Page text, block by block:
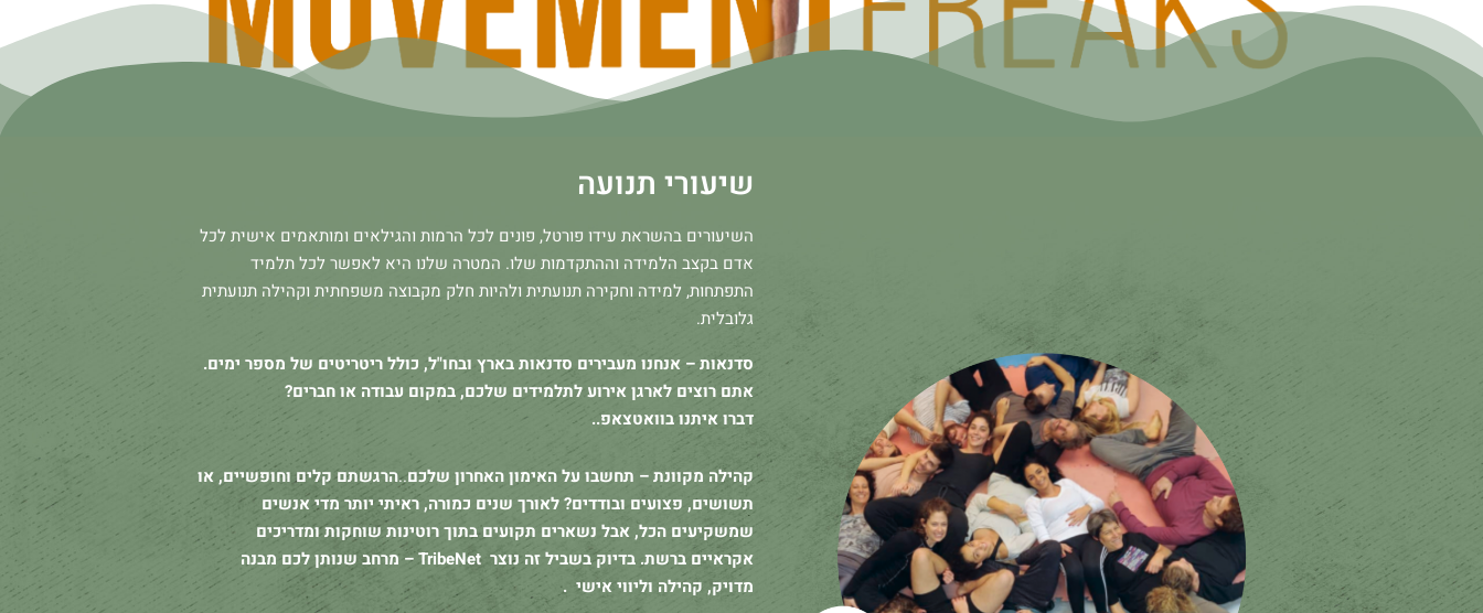
שיעורי תנועה
השיעורים בהשראת עידו פורטל, פונים לכל הרמות והגילאים ומותאמים אישית לכל
אדם בקצב הלמידה וההתקדמות שלו. המטרה שלנו היא לאפשר לכל תלמיד
התפתחות, למידה וחקירה תנועתית ולהיות חלק מקבוצה משפחתית וקהילה תנועתית
גלובלית.
סדנאות – אנחנו מעבירים סדנאות בארץ ובחו"ל, כולל ריטריטים של מספר ימים.
אתם רוצים לארגן אירוע לתלמידים שלכם, במקום עבודה או חברים?
דברו איתנו בוואטצאפ..
קהילה מקוונת – תחשבו על האימון האחרון שלכם..הרגשתם קלים וחופשיים, או
תשושים, פצועים ובודדים? לאורך שנים כמורה, ראיתי יותר מדי אנשים
שמשקיעים הכל, אבל נשארים תקועים בתוך רוטינות שוחקות ומדריכים
אקראיים ברשת. בדיוק בשביל זה נוצר TribeNet – מרחב שנותן לכם מבנה
מדויק, קהילה וליווי אישי .